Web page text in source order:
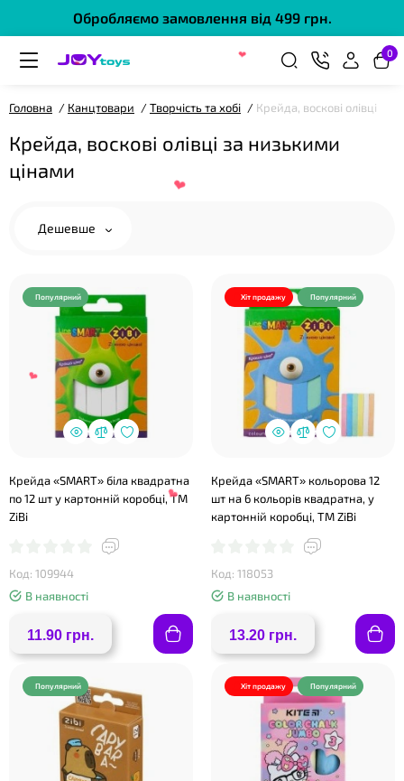
Обробляємо замовлення від 499 грн.
0
Головна Канцтовари Творчість та хобі Крейда, воскові олівці
Крейда, воскові олівці за низькими
цінами
Дешевше
Популярний
Крейда «SMART» біла квадратна
по 12 шт у картонній коробці, TM
ZiBi
Код: 109944
В наявності
11.90 грн.
Хіт продажу Популярний
Крейда «SMART» кольорова 12
шт на 6 кольорів квадратна, у
картонній коробці, TM ZiBi
Код: 118053
В наявності
13.20 грн.
Популярний Хіт продажу Популярний
❤
❤